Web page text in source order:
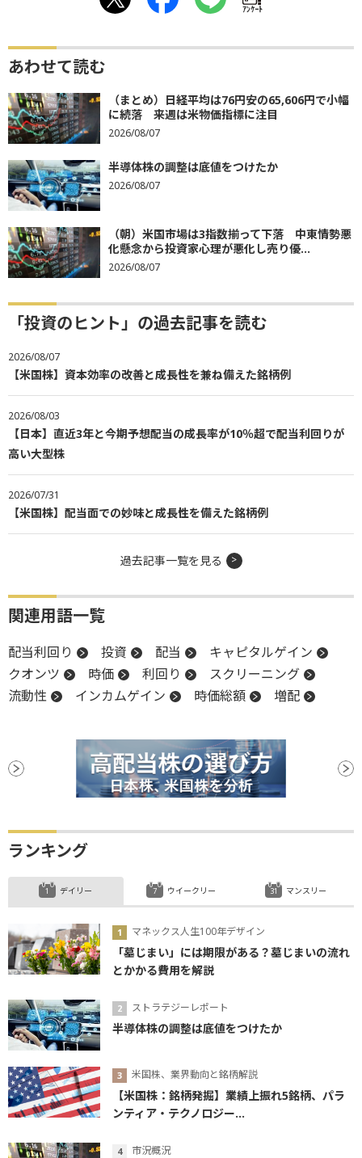
ｱﾝｹｰﾄ
あわせて読む
（まとめ）日経平均は76円安の65,606円で小幅
に続落 来週は米物価指標に注目
2026/08/07
半導体株の調整は底値をつけたか
2026/08/07
（朝）米国市場は3指数揃って下落 中東情勢悪
化懸念から投資家心理が悪化し売り優...
2026/08/07
「投資のヒント」の過去記事を読む
2026/08/07
【米国株】資本効率の改善と成長性を兼ね備えた銘柄例
2026/08/03
【日本】直近3年と今期予想配当の成長率が10％超で配当利回りが
高い大型株
2026/07/31
【米国株】配当面での妙味と成長性を備えた銘柄例
過去記事一覧を見る
関連用語一覧
配当利回り 投資 配当
キャピタルゲイン
クオンツ
時価 利回り
スクリーニング
流動性
インカムゲイン 時価総額 増配
ランキング
デイリー
マネックス人生100年デザイン
「墓じまい」には期限がある？墓じまいの流れ
とかかる費用を解説
ストラテジーレポート
半導体株の調整は底値をつけたか
米国株、業界動向と銘柄解説
【米国株：銘柄発掘】業績上振れ5銘柄、パラ
ンティア・テクノロジー...
市況概況
ウイークリー マンスリー